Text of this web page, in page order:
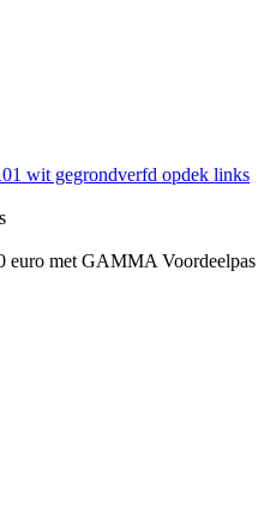
wit gegrondverfd opdek links
euro met GAMMA Voordeelpas